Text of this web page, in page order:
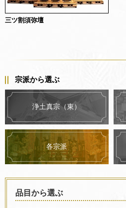
三ツ割須弥壇
宗派から選ぶ
浄土真宗（東）
各宗派
品目から選ぶ